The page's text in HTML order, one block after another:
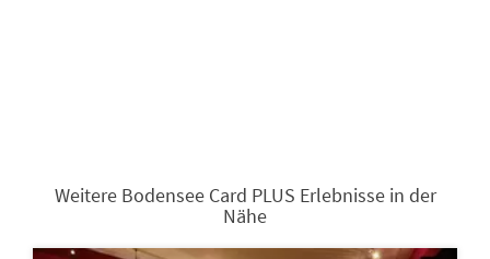
Weitere Bodensee Card PLUS Erlebnisse in der
Nähe